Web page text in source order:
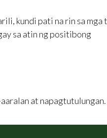
kundi pati na rin sa mga
sa atin ng positibong
at napagtutulungan.